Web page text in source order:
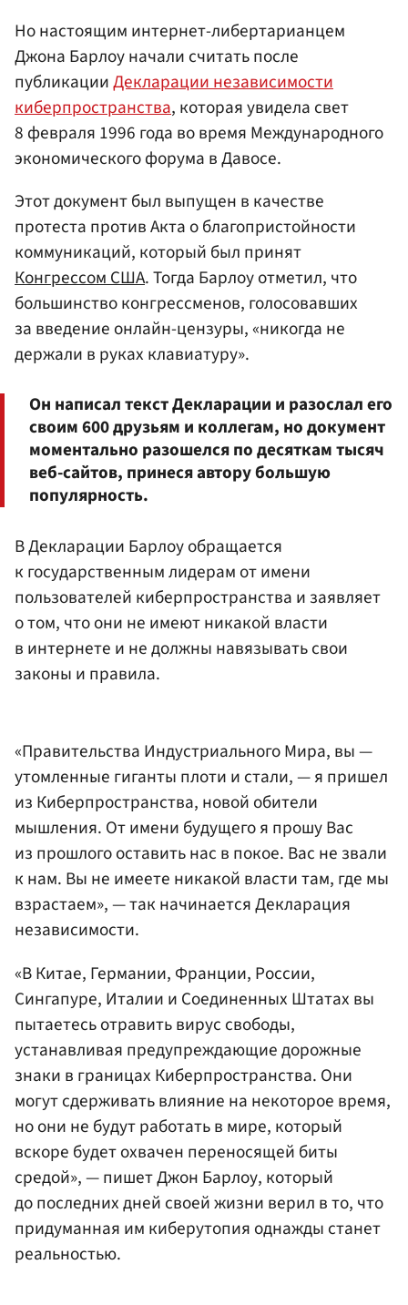
Но настоящим интернет-либертарианцем
Джона Барлоу начали считать после
публикацииДекларации независимости
киберпространства, которая увидела свет
8 февраля 1996 года во время Международного
экономического форума в Давосе.
Этот документ был выпущен в качестве
протеста против Акта о благопристойности
коммуникаций, который был принят
Конгрессом США. Тогда Барлоу отметил, что
большинство конгрессменов, голосовавших
за введение онлайн-цензуры, «никогда не
держали в руках клавиатуру».
Он написал текст Декларации и разослал его
своим 600 друзьям и коллегам, но документ
моментально разошелся по десяткам тысяч
веб-сайтов, принеся автору большую
популярность.
В Декларации Барлоу обращается
к государственным лидерам от имени
пользователей киберпространства и заявляет
о том, что они не имеют никакой власти
в интернете и не должны навязывать свои
законы и правила.
«Правительства Индустриального Мира, вы —
утомленные гиганты плоти и стали, — я пришел
из Киберпространства, новой обители
мышления. От имени будущего я прошу Вас
из прошлого оставить нас в покое. Вас не звали
к нам. Вы не имеете никакой власти там, где мы
взрастаем», — так начинается Декларация
независимости.
«В Китае, Германии, Франции, России,
Сингапуре, Италии и Соединенных Штатах вы
пытаетесь отравить вирус свободы,
устанавливая предупреждающие дорожные
знаки в границах Киберпространства. Они
могут сдерживать влияние на некоторое время,
но они не будут работать в мире, который
вскоре будет охвачен переносящей биты
средой», — пишет Джон Барлоу, который
до последних дней своей жизни верил в то, что
придуманная им киберутопия однажды станет
реальностью.